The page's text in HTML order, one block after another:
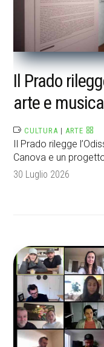
Il Prado
arte e
CULTURA |ARTE
Il Prado rilegge
Canova e un
30 Luglio 2026